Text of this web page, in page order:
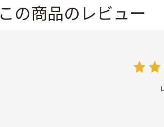
この商品のレビュー